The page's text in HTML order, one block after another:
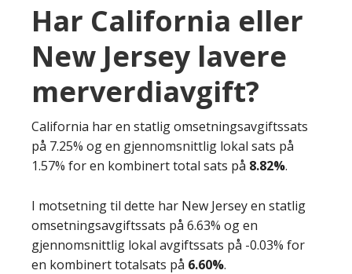
Har California eller
New Jersey lavere
merverdiavgift?
California har en statlig omsetningsavgiftssats
på 7.25% og en gjennomsnittlig lokal sats på
1.57% for en kombinert total sats på 8.82%.
I motsetning til dette har New Jersey en statlig
omsetningsavgiftssats på 6.63% og en
gjennomsnittlig lokal avgiftssats på -0.03% for
en kombinert totalsats på 6.60%.